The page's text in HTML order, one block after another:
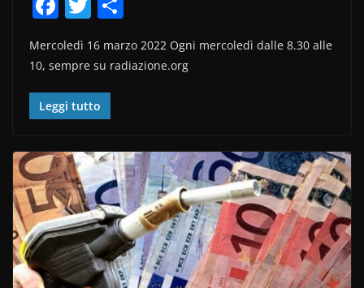
a
c
e
b
o
k
itt
er
n
Mercoledì 16 marzo 2022 Ogni mercoledì dalle 8.30 alle
10, sempre su radiazione.org
Leggi tutto